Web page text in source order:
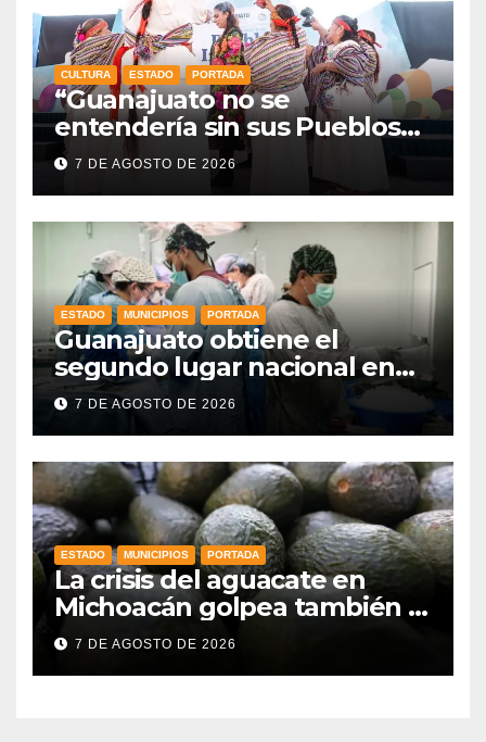
CULTURA ESTADO PORTADA
“Guanajuato no se
entendería sin sus Pueblos
Indígenas”: Libia Dennise
fortalece el orgullo del
7 DE AGOSTO DE 2026
ESTADO MUNICIPIOS PORTADA
Guanajuato obtiene el
segundo lugar nacional en
procuración de órganos
7 DE AGOSTO DE 2026
ESTADO MUNICIPIOS PORTADA
La crisis del aguacate en
Michoacán golpea también a
productores de Guanajuato
7 DE AGOSTO DE 2026